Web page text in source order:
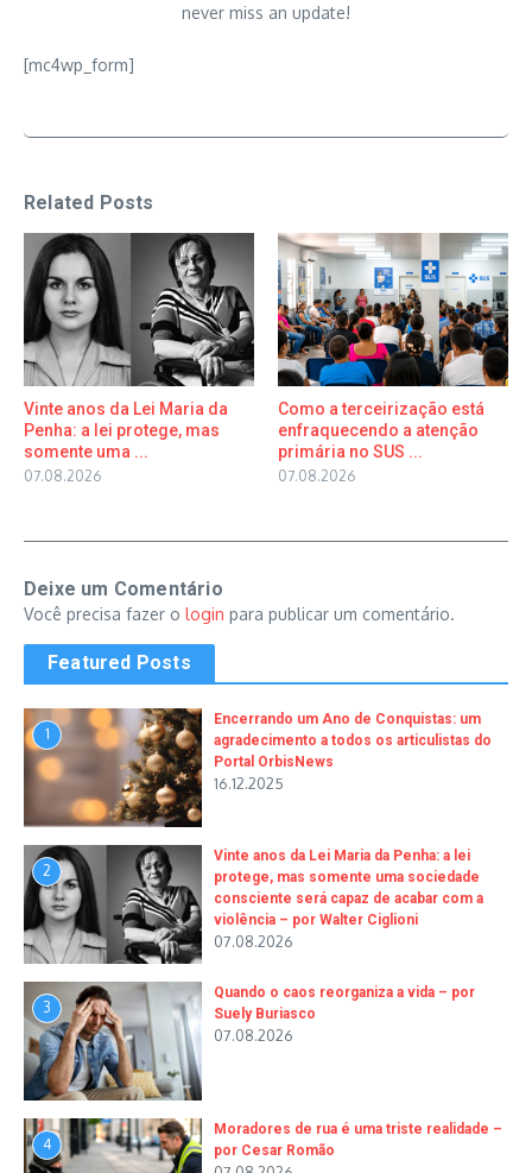
never miss an update!
[mc4wp_form]
Related Posts
Vinte anos da Lei Maria da
Penha: a lei protege, mas
somente uma ...
07.08.2026
Como a terceirização está
enfraquecendo a atenção
primária no SUS ...
07.08.2026
Deixe um Comentário
Você precisa fazer o login para publicar um comentário.
Featured Posts
1
Encerrando um Ano de Conquistas: um
agradecimento a todos os articulistas do
Portal OrbisNews
16.12.2025
2
Vinte anos da Lei Maria da Penha: a lei
protege, mas somente uma sociedade
consciente será capaz de acabar com a
violência – por Walter Ciglioni
07.08.2026
3
Quando o caos reorganiza a vida – por
Suely Buriasco
07.08.2026
4
Moradores de rua é uma triste realidade –
por Cesar Romão